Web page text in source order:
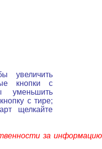
увеличить
кнопки с
уменьшить
с тире;
щелкайте
за